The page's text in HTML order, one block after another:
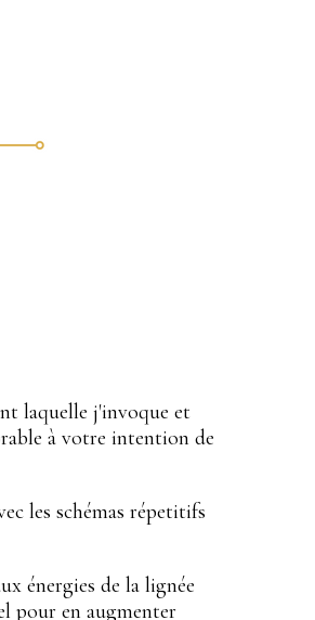
laquelle j'invoque et
à votre intention de
les schémas répetitifs
énergies de la lignée
pour en augmenter